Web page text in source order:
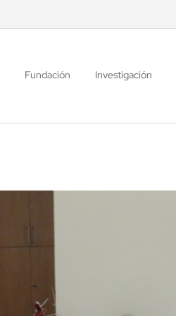
Fundación Investigación